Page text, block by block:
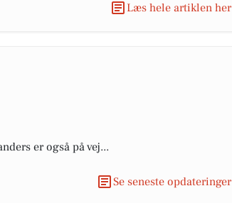
Læs hele artiklen her
er også på vej...
Se seneste opdateringer